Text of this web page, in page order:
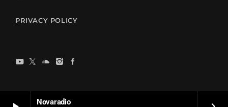
Novaradio
PRIVACY POLICY